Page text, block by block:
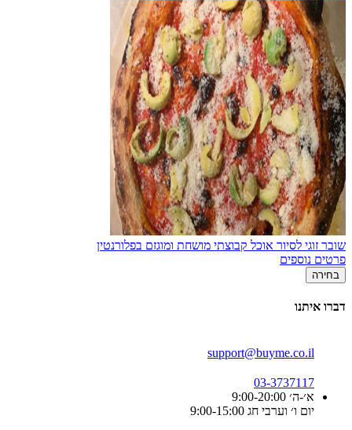
שובר זוגי לסיור אוכל קבוצתי מושחת ומוגזם בפלורנטין
פרטים נוספים
בחירה
דברו איתנו
support@buyme.co.il
03-3737117
א׳-ה׳ 9:00-20:00
יום ו׳ וערבי חג 9:00-15:00